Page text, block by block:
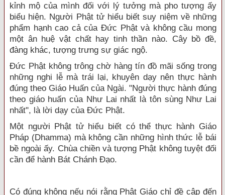
kỉnh mộ của mình đối với lý tưởng mà pho tượng ấy
biểu hiện. Người Phật tử hiểu biết suy niệm về những
phẩm hạnh cao cả của Đức Phật và không cầu mong
một ân huệ vật chất hay tinh thần nào. Cây bồ đề,
đàng khác, tượng trưng sự giác ngộ.
Đức Phật không trông chờ hàng tín đồ mãi sống trong
những nghi lễ mà trái lại, khuyên dạy nên thực hành
đúng theo Giáo Huấn của Ngài. "Người thực hành đúng
theo giáo huấn của Như Lai nhất là tôn sùng Như Lai
nhất", là lời dạy của Đức Phật.
Một người Phật tử hiểu biết có thể thực hành Giáo
Pháp (Dhamma) mà không cần những hình thức lễ bái
bề ngoài ấy. Chùa chiền và tượng Phật không tuyệt đối
cần để hành Bát Chánh Đạo.
Có đúng không nếu nói rằng Phật Giáo chỉ đề cập đến